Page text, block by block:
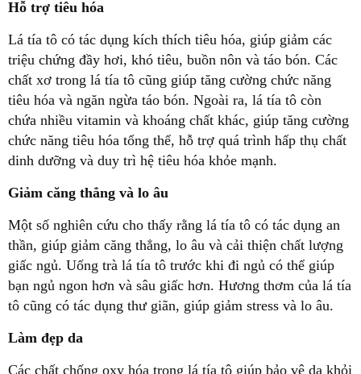
Hỗ trợ tiêu hóa
Lá tía tô có tác dụng kích thích tiêu hóa, giúp giảm các
triệu chứng đầy hơi, khó tiêu, buồn nôn và táo bón. Các
chất xơ trong lá tía tô cũng giúp tăng cường chức năng
tiêu hóa và ngăn ngừa táo bón. Ngoài ra, lá tía tô còn
chứa nhiều vitamin và khoáng chất khác, giúp tăng cường
chức năng tiêu hóa tổng thể, hỗ trợ quá trình hấp thụ chất
dinh dưỡng và duy trì hệ tiêu hóa khỏe mạnh.
Giảm căng thẳng và lo âu
Một số nghiên cứu cho thấy rằng lá tía tô có tác dụng an
thần, giúp giảm căng thẳng, lo âu và cải thiện chất lượng
giấc ngủ. Uống trà lá tía tô trước khi đi ngủ có thể giúp
bạn ngủ ngon hơn và sâu giấc hơn. Hương thơm của lá tía
tô cũng có tác dụng thư giãn, giúp giảm stress và lo âu.
Làm đẹp da
Các chất chống oxy hóa trong lá tía tô giúp bảo vệ da khỏi